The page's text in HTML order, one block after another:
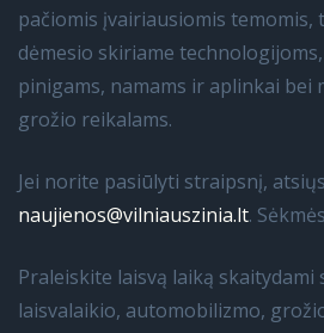
pačiomis įvairiausiomis temomis,
dėmesio skiriame
pinigams, namams ir aplinkai bei
grožio reikalams.
Jei norite pasiūlyti straipsnį,
naujienos@vilniauszinia.lt.
Praleiskite laisvą laiką
laisvalaikio, automobilizmo,